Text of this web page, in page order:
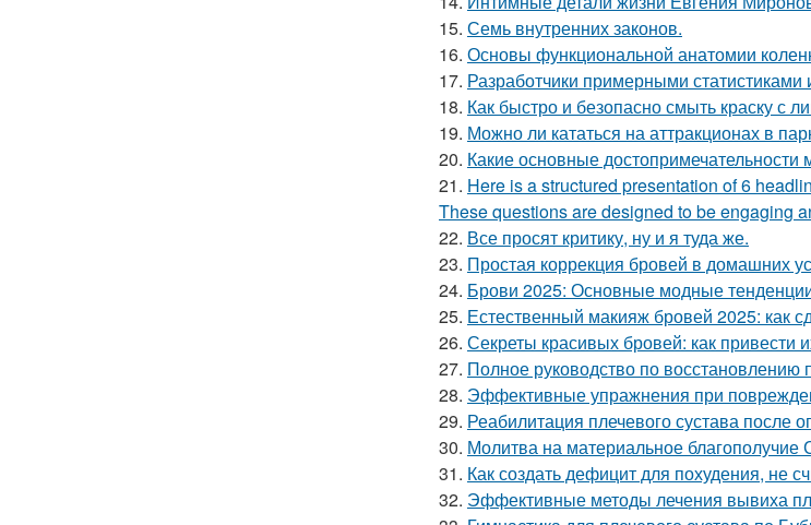
15. Семь внутренних законов.
16. Основы функциональной анатомии
17. Разработчики примерными
18. Как быстро и безопасно смыть краску с
19. Можно ли кататься на аттракционах в
20. Какие основные
21. Here is a structured presentation of 6
These questions are designed to be engaging
22. Все просят критику, ну и я туда же.
23. Простая коррекция бровей в домашних
24. Брови 2025: Основные модные
25. Естественный макияж бровей 2025: как
26. Секреты красивых бровей: как привести
27. Полное руководство по восстановлению
28. Эффективные упражнения при
29. Реабилитация плечевого сустава после
30. Молитва на материальное благополучие
31. Как создать дефицит для похудения, не
32. Эффективные методы лечения вывиха